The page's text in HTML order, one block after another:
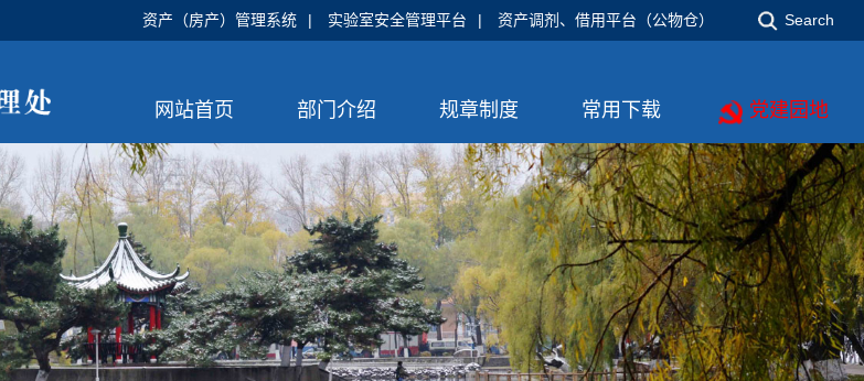
Search
资产（房产）管理系统 | 实验室安全管理平台 | 资产调剂、借用平台（公物仓）
网站首页 部门介绍 规章制度 常用下载 党建园地